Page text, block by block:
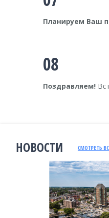
Планируем Ваш
08
Поздравляем!
НОВОСТИ СМОТРЕТЬ